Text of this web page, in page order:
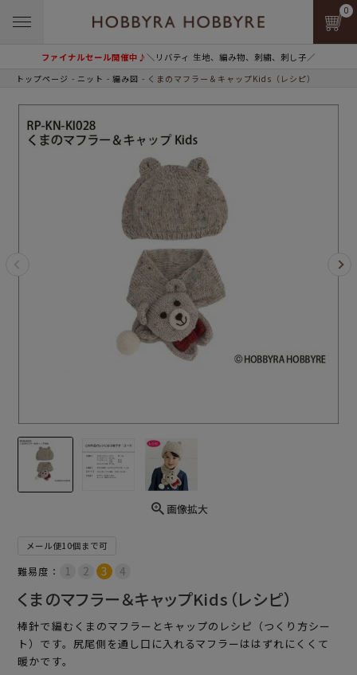
ファイナルセール開催中♪＼リバティ 生地、編み物、刺繍、刺し子／
0
トップページ ニット 編み図 くまのマフラー＆キャップKids（レシピ）
画像拡大
メール便10個まで可
難易度：
くまのマフラー＆キャップKids（レシピ）
棒針で編むくまのマフラーとキャップのレシピ（つくり方シー
ト）です。尻尾側を通し口に入れるマフラーははずれにくくて
暖かです。